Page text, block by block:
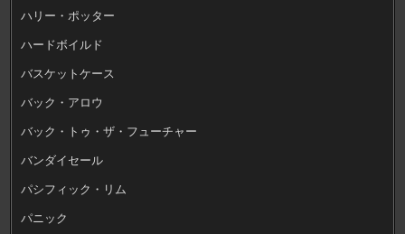
ハリー・ポッター
ハードボイルド
バスケットケース
バック・アロウ
バック・トゥ・ザ・フューチャー
バンダイセール
パシフィック・リム
パニック